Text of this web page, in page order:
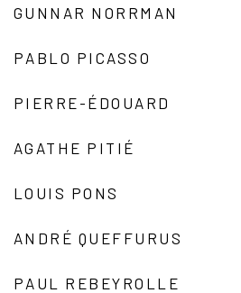
GUNNAR NORRMAN
PABLO PICASSO
PIERRE-ÉDOUARD
AGATHE PITIÉ
LOUIS PONS
ANDRÉ QUEFFURUS
PAUL REBEYROLLE